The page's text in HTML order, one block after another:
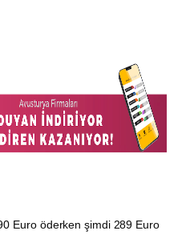
Euro öderken şimdi 289 Euro